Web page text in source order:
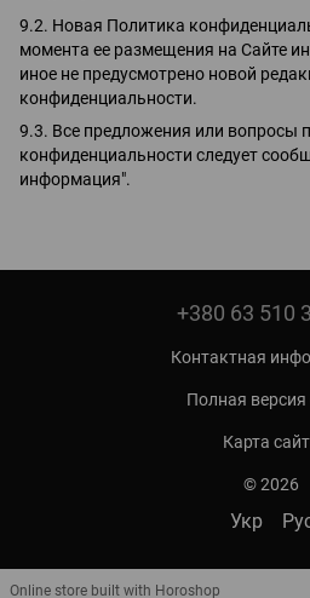
9.2. Новая Политика
момента ее размещения на Сайте
иное не предусмотрено новой
конфиденциальности.
9.3. Все предложения или вопросы
конфиденциальности следует
информация".
+380 63 510
Контактная
Полная версия
Карта
© 2026
Укр
Online store built with Horoshop